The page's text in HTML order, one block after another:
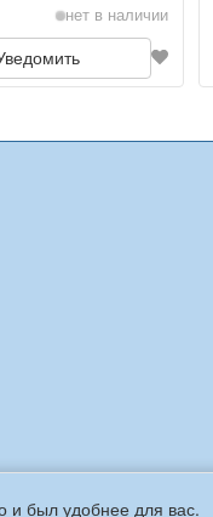
и был удобнее для вас.
нет в наличии